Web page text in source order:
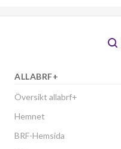
ALLABRF+
Översikt allabrf+
Hemnet
BRF-Hemsida